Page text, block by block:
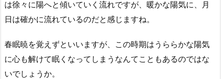
は徐々に陽へと傾いていく流れですが、暖かな陽気に、月
日は確かに流れているのだと感じますね。
春眠暁を覚えずといいますが、この時期はうららかな陽気
に心も解けて眠くなってしまうなんてこともあるのではな
いでしょうか。